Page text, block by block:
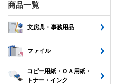
商品一覧
文房具・事務用品
ファイル
コピー用紙・ＯＡ用紙・
トナー・インク